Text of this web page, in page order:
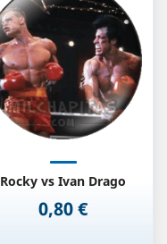
Rocky vs Ivan Drago
Precio
0,80 €